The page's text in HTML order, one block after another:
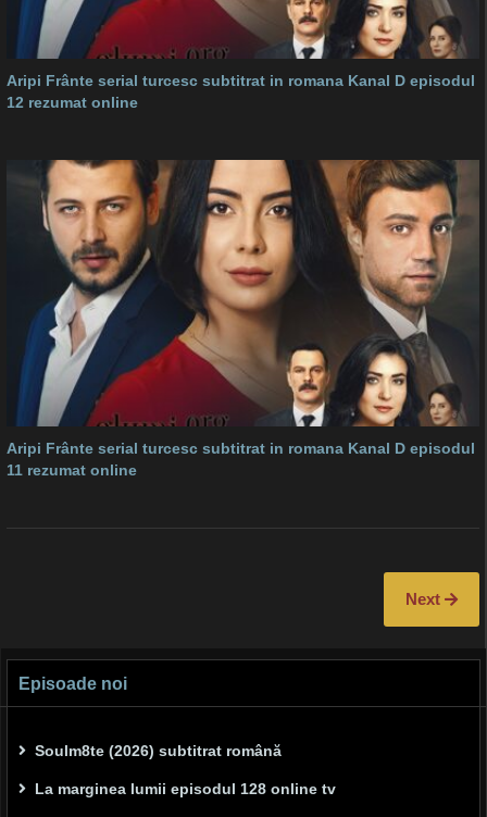
Aripi Frânte serial turcesc subtitrat in romana Kanal D episodul
12 rezumat online
Aripi Frânte serial turcesc subtitrat in romana Kanal D episodul
11 rezumat online
Next
Episoade noi
Soulm8te (2026) subtitrat română
La marginea lumii episodul 128 online tv